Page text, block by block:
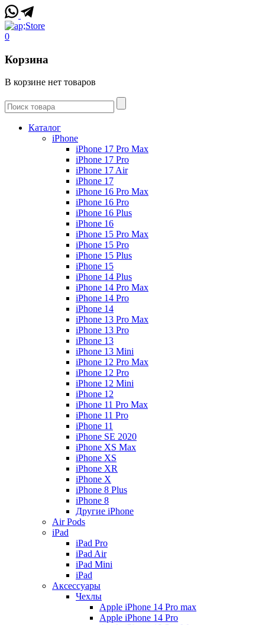
0
Корзина
В корзине нет товаров
Каталог
iPhone
iPhone 17 Pro Max
iPhone 17 Pro
iPhone 17 Air
iPhone 17
iPhone 16 Pro Max
iPhone 16 Pro
iPhone 16 Plus
iPhone 16
iPhone 15 Pro Max
iPhone 15 Pro
iPhone 15 Plus
iPhone 15
iPhone 14 Plus
iPhone 14 Pro Max
iPhone 14 Pro
iPhone 14
iPhone 13 Pro Max
iPhone 13 Pro
iPhone 13
iPhone 13 Mini
iPhone 12 Pro Max
iPhone 12 Pro
iPhone 12 Mini
iPhone 12
iPhone 11 Pro Max
iPhone 11 Pro
iPhone 11
iPhone SE 2020
iPhone XS Max
iPhone XS
iPhone XR
iPhone X
iPhone 8 Plus
iPhone 8
Другие iPhone
Air Pods
iPad
iPad Pro
iPad Air
iPad Mini
iPаd
Аксессуары
Чехлы
Apple iPhone 14 Pro max
Apple iPhone 14 Pro